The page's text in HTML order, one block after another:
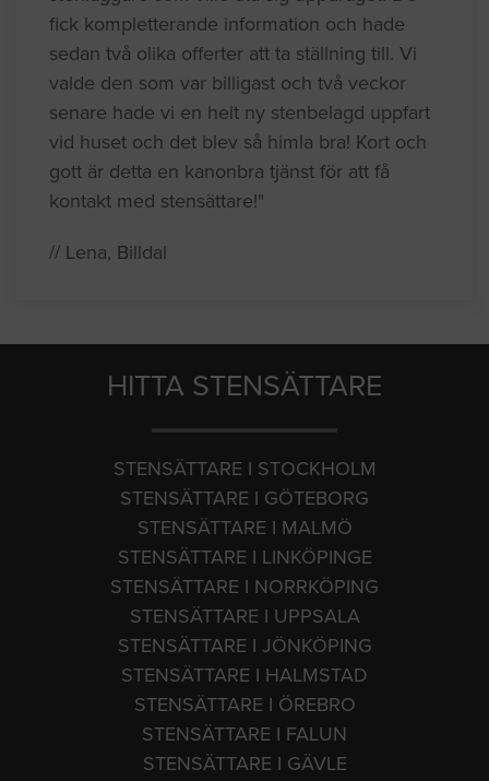
fick kompletterande information och hade
sedan två olika offerter att ta ställning till. Vi
valde den som var billigast och två veckor
senare hade vi en helt ny stenbelagd uppfart
vid huset och det blev så himla bra! Kort och
gott är detta en kanonbra tjänst för att få
kontakt med stensättare!"
// Lena, Billdal
HITTA STENSÄTTARE
STENSÄTTARE I STOCKHOLM
STENSÄTTARE I GÖTEBORG
STENSÄTTARE I MALMÖ
STENSÄTTARE I LINKÖPINGE
STENSÄTTARE I NORRKÖPING
STENSÄTTARE I UPPSALA
STENSÄTTARE I JÖNKÖPING
STENSÄTTARE I HALMSTAD
STENSÄTTARE I ÖREBRO
STENSÄTTARE I FALUN
STENSÄTTARE I GÄVLE